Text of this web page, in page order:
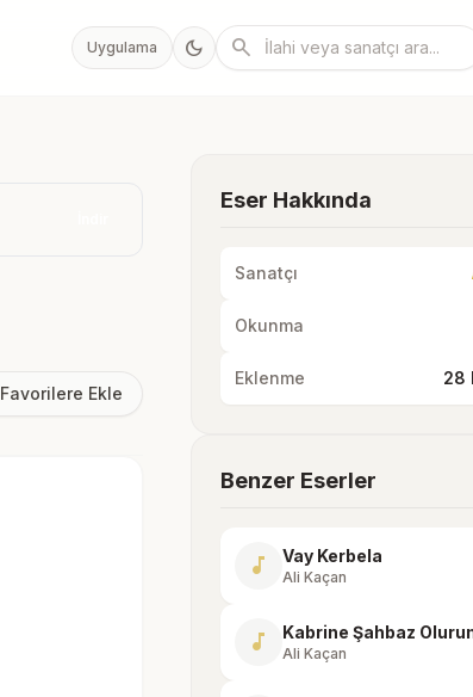
Uygulama dark_mode search
Favorilere Ekle
Eser Hakkında
Sanatçı
Okunma
Eklenme 28
Benzer Eserler
music_note Vay Kerbela
Ali Kaçan
music_note Kabrine Şahbaz
Ali Kaçan